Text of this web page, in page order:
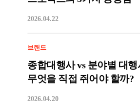
2026.04.22
브랜드
종합대행사 vs 분야별 대
무엇을 직접 쥐어야 할까?
2026.04.20